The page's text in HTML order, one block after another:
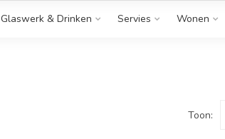
Glaswerk & Drinken Servies Wonen
Toon: